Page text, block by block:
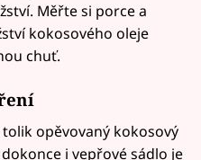
Měřte si porce a
kokosového oleje
chuť.
opěvovaný kokosový
i vepřové sádlo je